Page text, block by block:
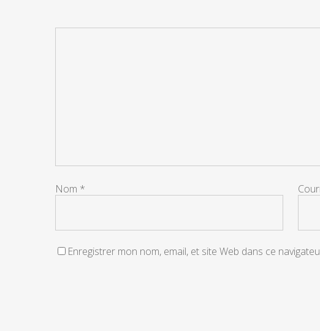
Nom *
Enregistrer mon nom, email, et site Web dans ce